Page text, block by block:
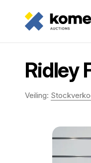
Ridley
Veiling: